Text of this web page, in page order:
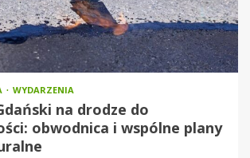
WYDARZENIA
na drodze do
obwodnica i wspólne plany